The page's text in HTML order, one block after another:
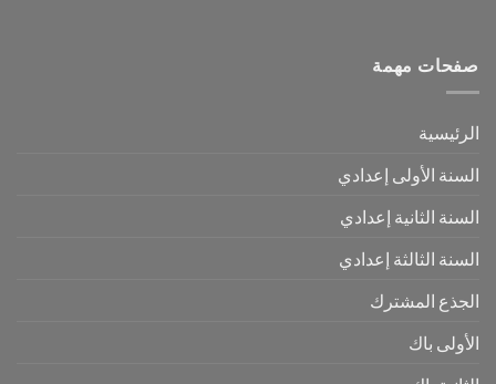
صفحات مهمة
الرئيسية
السنة الأولى إعدادي
السنة الثانية إعدادي
السنة الثالثة إعدادي
الجذع المشترك
الأولى باك